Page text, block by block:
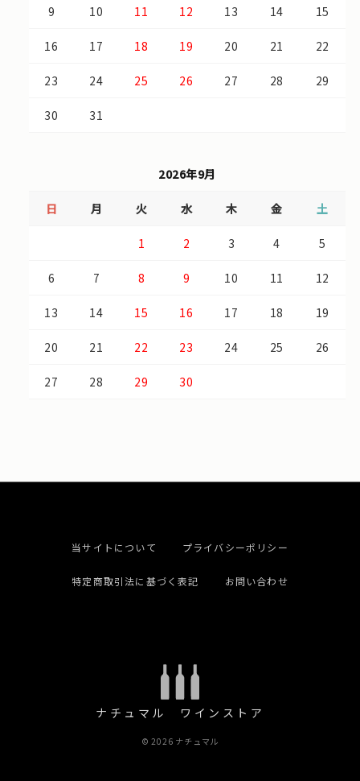
9 10 11 12 13 14 15
16 17 18 19 20 21 22
23 24 25 26 27 28 29
30 31
2026年9月
日 月 火 水 木 金 土
1 2 3 4 5
6 7 8 9 10 11 12
13 14 15 16 17 18 19
20 21 22 23 24 25 26
27 28 29 30
当サイトについて プライバシーポリシー
特定商取引法に基づく表記 お問い合わせ
ナチュマル ワインストア
© 2026 ナチュマル